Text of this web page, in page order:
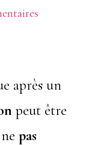
après un
peut être
nepas